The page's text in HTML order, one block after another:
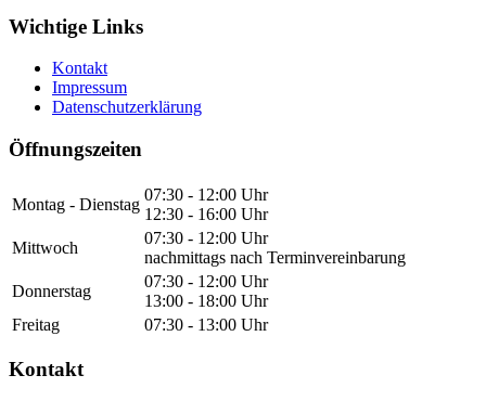
Wichtige Links
Kontakt
Impressum
Datenschutzerklärung
Öffnungszeiten
Montag - Dienstag
07:30 - 12:00 Uhr
12:30 - 16:00 Uhr
Mittwoch
07:30 - 12:00 Uhr
nachmittags nach Terminvereinbarung
Donnerstag
07:30 - 12:00 Uhr
13:00 - 18:00 Uhr
Freitag
07:30 - 13:00 Uhr
Kontakt